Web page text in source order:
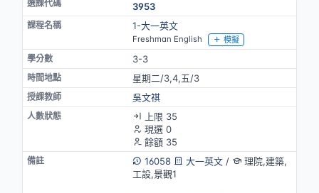
3953
1-大一英文
Freshman English 模擬
3-3
星期二/3,4,五/3
吳文祺
上限 35
現選 0
餘額 35
16058
大一英文/
理院,建築,
工設,景觀1